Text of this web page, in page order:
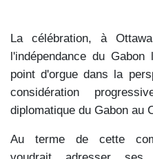
La célébration, à
l'indépendance du
point d'orgue dans la
considération
diplomatique du Gabon au
Au terme de cette